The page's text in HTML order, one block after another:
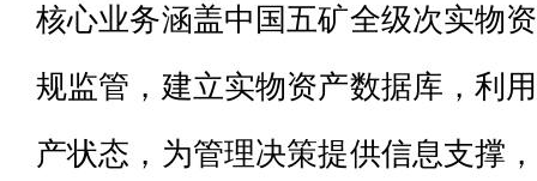
核心业务涵盖中国五矿全级次实物
规监管，建立实物资产数据库，利
产状态，为管理决策提供信息支撑